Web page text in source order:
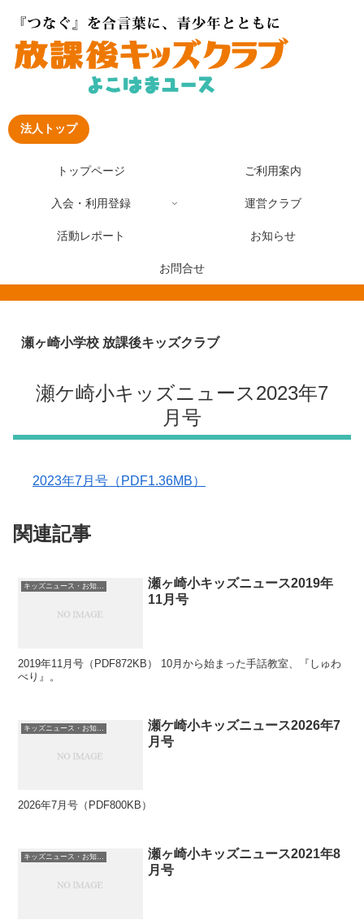
法人トップ
トップページ ご利用案内
入会・利用登録 運営クラブ
活動レポート お知らせ
お問合せ
瀬ヶ崎小学校 放課後キッズクラブ
瀬ケ崎小キッズニュース2023年7
月号
2023年7月号（PDF1.36MB）
関連記事
キッズニュース・お知らせ
瀬ヶ崎小キッズニュース2019年
11月号
2019年11月号（PDF872KB） 10月から始まった手話教室、『しゅわ
べり』。
瀬ケ崎小キッズニュース2026年7
月号
2026年7月号（PDF800KB）
瀬ヶ崎小キッズニュース2021年8
月号